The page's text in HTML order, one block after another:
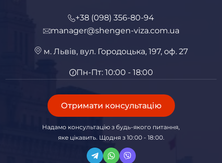
+38 (098) 356-80-94
manager@shengen-viza.com.ua
м. Львів, вул. Городоцька, 197, оф. 27
Пн-Пт: 10:00 - 18:00
Отримати консультацію
Надамо консультацію з будь-якого питання,
яке цікавить. Щодня з 10:00 - 18:00.